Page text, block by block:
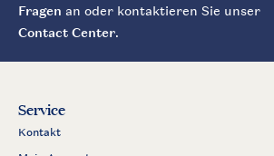
Fragen an oder kontaktieren Sie unser
Contact Center.
Service
Kontakt